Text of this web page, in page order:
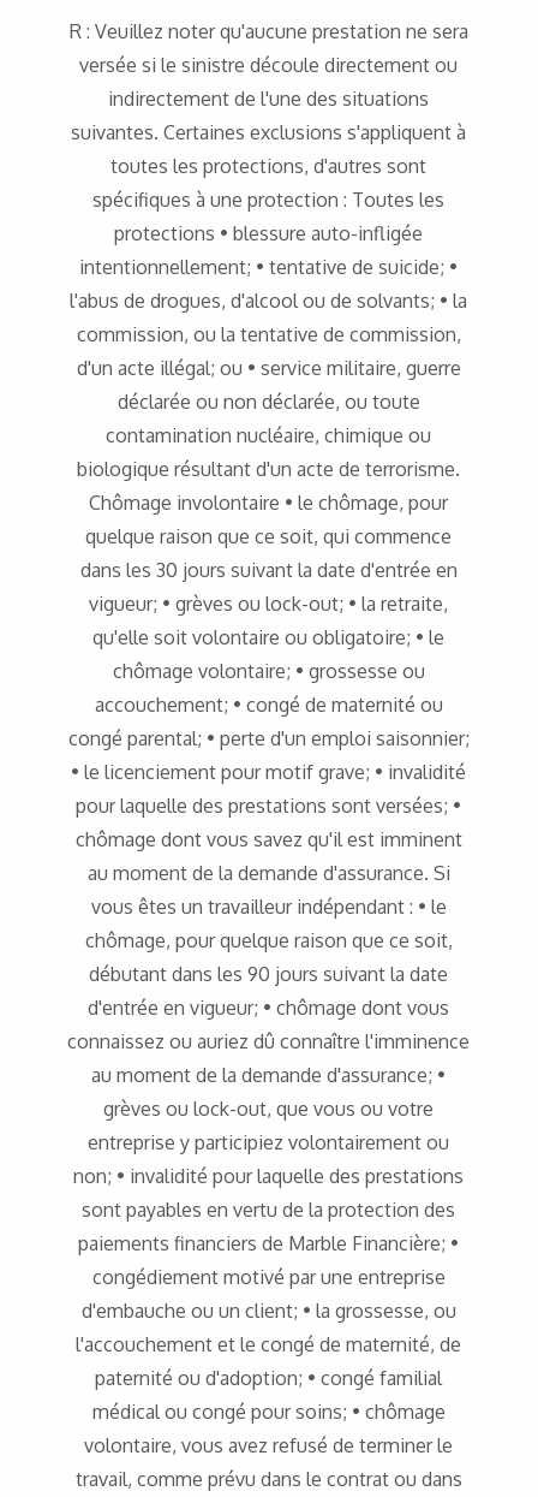
R : Veuillez noter qu'aucune prestation ne sera
versée si le sinistre découle directement ou
indirectement de l'une des situations
suivantes. Certaines exclusions s'appliquent à
toutes les protections, d'autres sont
spécifiques à une protection : Toutes les
protections • blessure auto-infligée
intentionnellement; • tentative de suicide; •
l'abus de drogues, d'alcool ou de solvants; • la
commission, ou la tentative de commission,
d'un acte illégal; ou • service militaire, guerre
déclarée ou non déclarée, ou toute
contamination nucléaire, chimique ou
biologique résultant d'un acte de terrorisme.
Chômage involontaire • le chômage, pour
quelque raison que ce soit, qui commence
dans les 30 jours suivant la date d'entrée en
vigueur; • grèves ou lock-out; • la retraite,
qu'elle soit volontaire ou obligatoire; • le
chômage volontaire; • grossesse ou
accouchement; • congé de maternité ou
congé parental; • perte d'un emploi saisonnier;
• le licenciement pour motif grave; • invalidité
pour laquelle des prestations sont versées; •
chômage dont vous savez qu'il est imminent
au moment de la demande d'assurance. Si
vous êtes un travailleur indépendant : • le
chômage, pour quelque raison que ce soit,
débutant dans les 90 jours suivant la date
d'entrée en vigueur; • chômage dont vous
connaissez ou auriez dû connaître l'imminence
au moment de la demande d'assurance; •
grèves ou lock-out, que vous ou votre
entreprise y participiez volontairement ou
non; • invalidité pour laquelle des prestations
sont payables en vertu de la protection des
paiements financiers de Marble Financière; •
congédiement motivé par une entreprise
d'embauche ou un client; • la grossesse, ou
l'accouchement et le congé de maternité, de
paternité ou d'adoption; • congé familial
médical ou congé pour soins; • chômage
volontaire, vous avez refusé de terminer le
travail, comme prévu dans le contrat ou dans